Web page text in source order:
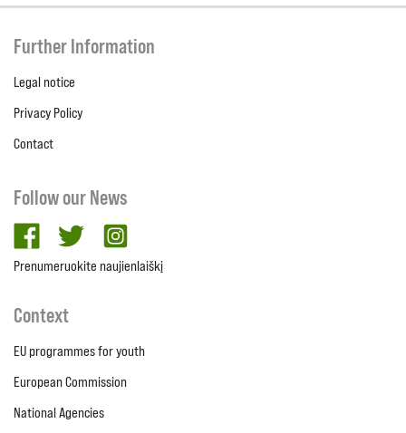
Further Information
Legal notice
Privacy Policy
Contact
Follow our News
facebooktwitter
Prenumeruokite naujienlaiškį
Context
EU programmes for youth
European Commission
National Agencies